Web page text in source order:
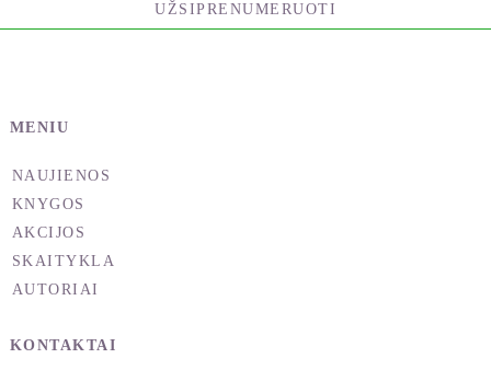
pamatyti dar vieną, galbūt iki šiol neregėtą mus
netikėtumų. Viskas, ką manėte žiną apie būtį,
pažirti į smulkias smėlio smiltis, tačiau tai sukels ne
nusivylimą, o greičiau džiugų suvokimą, kad žinios
apie Visatos sandarą ir žmogaus vietą joje, žmogaus
egzistencijos prasmę, yra neaprėpiamo gylio. Ir kad
neturėtume veltui švaistyti mums skirto laiko, kad
plėstume sąmonę.
UŽSIPRENUMERUOTI
MENIU
NAUJIENOS
KNYGOS
AKCIJOS
SKAITYKLA
AUTORIAI
KONTAKTAI